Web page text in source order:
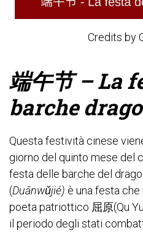
Credits by
端午节 – La
barche drago
Questa festività cinese
giorno del quinto mese del
festa delle barche del
(Duānwǔjié) è una festa
poeta patriottico 屈原(Qu
il periodo degli stati